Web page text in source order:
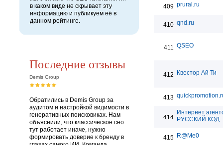
в каком виде не скрывает эту
информацию и публикуем её в
данном рейтинге.
Последние отзывы
Demis Group
Обратились в Demis Group за
аудитом и настройкой видимости в
генеративных поисковиках. Нам
объяснили, что классическое сео
тут работает иначе, нужно
формировать доверие к бренду в
409 prural.ru
410 qnd.ru
411 QSEO
412 Квестор Ай Ти
413
414
Интернет
РУССКИЙ КОД
415 R@Me0